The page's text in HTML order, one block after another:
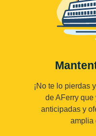
¡No te lo pierdas
de AFerry que
anticipadas y
amplia